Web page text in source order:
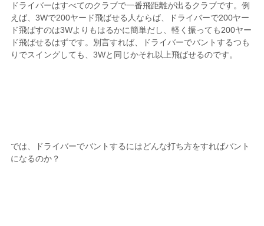
ドライバーはすべてのクラブで一番飛距離が出るクラブです。例
えば、3Wで200ヤード飛ばせる人ならば、ドライバーで200ヤー
ド飛ばすのは3Wよりもはるかに簡単だし、軽く振っても200ヤー
ド飛ばせるはずです。別言すれば、ドライバーでバントするつも
りでスイングしても、3Wと同じかそれ以上飛ばせるのです。
では、ドライバーでバントするにはどんな打ち方をすればバント
になるのか？